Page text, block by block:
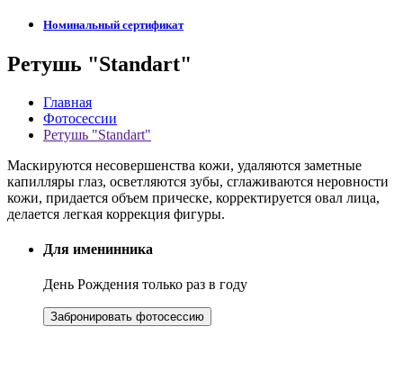
Номинальный сертификат
Ретушь "Standart"
Главная
Фотосессии
Ретушь "Standart"
Маскируются несовершенства кожи, удаляются заметные
капилляры глаз, осветляются зубы, сглаживаются неровности
кожи, придается объем прическе, корректируется овал лица,
делается легкая коррекция фигуры.
Для именинника
День Рождения только раз в году
Забронировать фотосессию